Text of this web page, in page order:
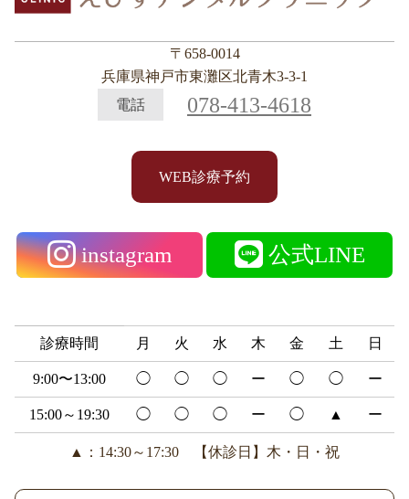
〒658-0014
兵庫県神戸市東灘区北青木3-3-1
電話
078-413-4618
WEB診療予約
instagram 公式LINE
診療時間 月 火 水 木 金 土 日
9:00〜13:00 ◯ ◯ ◯ ー ◯ ◯ ー
15:00～19:30 ◯ ◯ ◯ ー ◯ ▲ ー
▲：14:30～17:30 【休診日】木・日・祝